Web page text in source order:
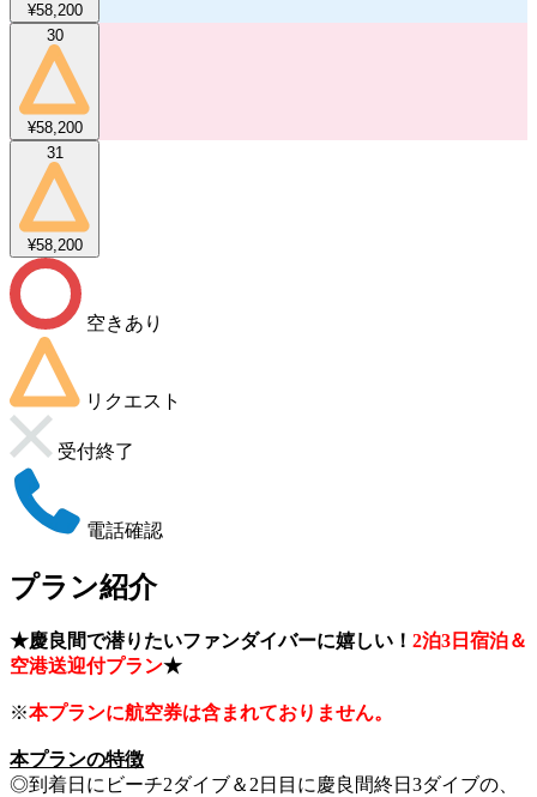
¥58,200
30
¥58,200
31
¥58,200
空きあり
リクエスト
受付終了
電話確認
プラン紹介
★慶良間で潜りたいファンダイバーに嬉しい！ 2泊3日宿泊＆
空港送迎付プラン★
※本プランに航空券は含まれておりません。
本プランの特徴
◎到着日にビーチ2ダイブ＆2日目に慶良間終日3ダイブの、